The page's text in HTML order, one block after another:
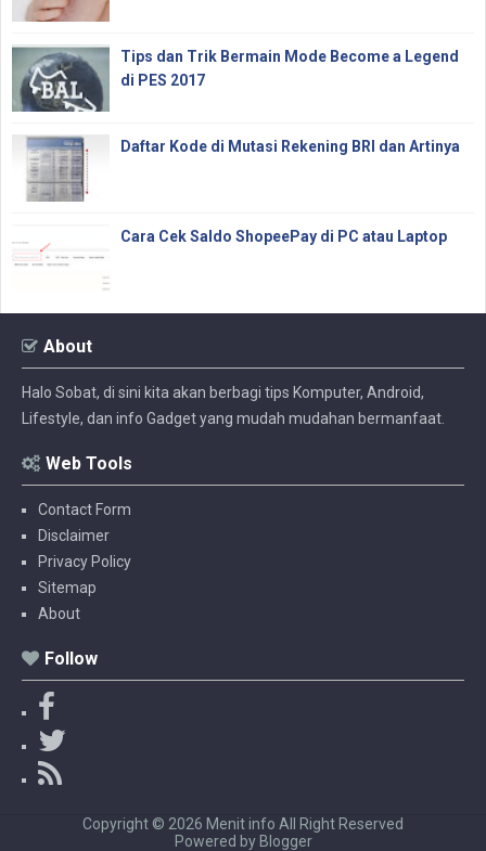
Tips dan Trik Bermain Mode Become a Legend
di PES 2017
Daftar Kode di Mutasi Rekening BRI dan Artinya
Cara Cek Saldo ShopeePay di PC atau Laptop
About
Halo Sobat, di sini kita akan berbagi tips Komputer, Android,
Lifestyle, dan info Gadget yang mudah mudahan bermanfaat.
Web Tools
Contact Form
Disclaimer
Privacy Policy
Sitemap
About
Follow
a
c
e
Copyright © 2026 Menit info All Right Reserved
Powered byBlogger